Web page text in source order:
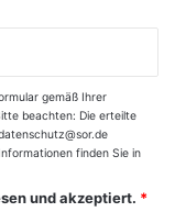
gemäß Ihrer
beachten: Die erteilte
finden Sie in
und akzeptiert. *